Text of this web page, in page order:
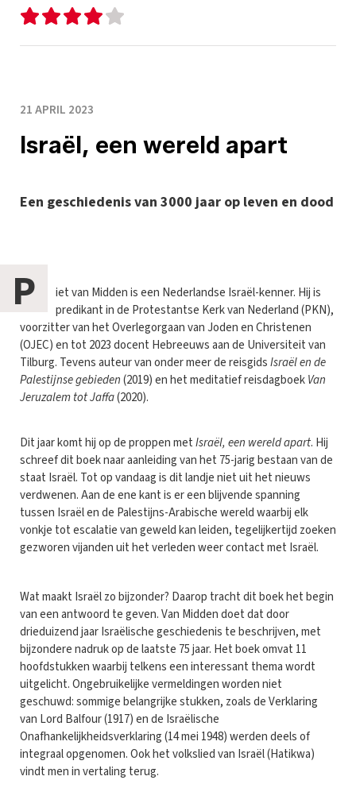
21 APRIL 2023
Israël, een wereld apart
Een geschiedenis van 3000 jaar op leven en dood
P
iet van Midden is een Nederlandse Israël-kenner. Hij is
predikant in de Protestantse Kerk van Nederland (PKN),
voorzitter van het Overlegorgaan van Joden en Christenen
(OJEC) en tot 2023 docent Hebreeuws aan de Universiteit van
Tilburg. Tevens auteur van onder meer de reisgidsIsraël en de
Palestijnse gebieden(2019) en het meditatief reisdagboekVan
Jeruzalem tot Jaffa(2020).
Dit jaar komt hij op de proppen metIsraël, een wereld apart. Hij
schreef dit boek naar aanleiding van het 75-jarig bestaan van de
staat Israël. Tot op vandaag is dit landje niet uit het nieuws
verdwenen. Aan de ene kant is er een blijvende spanning
tussen Israël en de Palestijns-Arabische wereld waarbij elk
vonkje tot escalatie van geweld kan leiden, tegelijkertijd zoeken
gezworen vijanden uit het verleden weer contact met Israël.
Wat maakt Israël zo bijzonder? Daarop tracht dit boek het begin
van een antwoord te geven. Van Midden doet dat door
drieduizend jaar Israëlische geschiedenis te beschrijven, met
bijzondere nadruk op de laatste 75 jaar. Het boek omvat 11
hoofdstukken waarbij telkens een interessant thema wordt
uitgelicht. Ongebruikelijke vermeldingen worden niet
geschuwd: sommige belangrijke stukken, zoals de Verklaring
van Lord Balfour (1917) en de Israëlische
Onafhankelijkheidsverklaring (14 mei 1948) werden deels of
integraal opgenomen. Ook het volkslied van Israël (Hatikwa)
vindt men in vertaling terug.